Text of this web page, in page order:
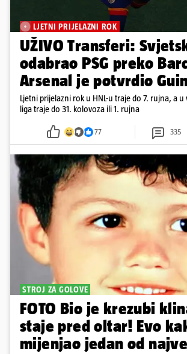
LJETNI PRIJELAZNI ROK
UŽIVO Transferi:
odabrao PSG preko
Arsenal je potvrdio
Ljetni prijelazni rok u HNL-u traje do 7. rujna, a
liga traje do 31. kolovoza ili 1. rujna
77 335
STROJ ZA GOLOVE
FOTO Bio je krezubi
staje pred oltar! Evo
mijenjao jedan od